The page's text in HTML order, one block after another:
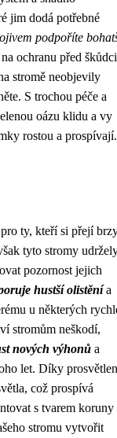
jim dodá potřebné
podpoříte
ochranu před škůdci
stromě neobjevily
S trochou péče a
oázu klidu a vy
rostou a prospívají.
ty, kteří si přejí
tyto stromy
pozornost jejich
hustší olistěnía
u některých
stromům neškodí,
nových výhonů a
let. Díky
což prospívá
s tvarem koruny
stromu vytvořit